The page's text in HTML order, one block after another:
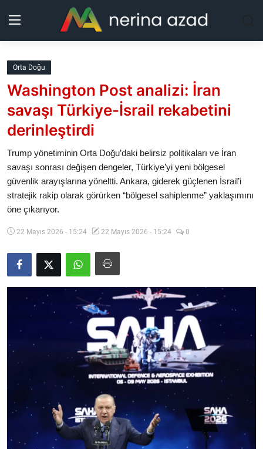
Kurdistan
Bölgeler
Yaşam
Güncel
Analiz
Makaleler
Video
Yazarlar
İletişim
Türkçe
Orta Doğu
Washington Post analizi: İran
savaşı Türkiye-İsrail rekabetini
derinleştirdi
Trump yönetiminin Orta Doğu’daki belirsiz politikaları ve İran
savaşı sonrası değişen dengeler, Türkiye’yi yeni bölgesel
güvenlik arayışlarına yöneltti. Ankara, giderek güçlenen İsrail’i
stratejik rakip olarak görürken “bölgesel sahiplenme” yaklaşımını
öne çıkarıyor.
22 Mayıs 2026 - 15:24 22 Mayıs 2026 - 15:24 0